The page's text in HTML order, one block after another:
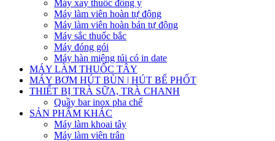
Máy xay thuốc đông y
Máy làm viên hoàn tự động
Máy làm viên hoàn bán tự động
Máy sắc thuốc bắc
Máy đóng gói
Máy hàn miệng túi có in date
MÁY LÀM THUỐC TÂY
MÁY BƠM HÚT BÙN | HÚT BỂ PHỐT
THIẾT BỊ TRÀ SỮA, TRÀ CHANH
Quầy bar inox pha chế
SẢN PHẨM KHÁC
Máy làm khoai tây
Máy làm viên trân